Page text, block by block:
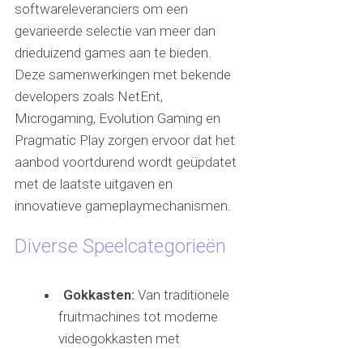
softwareleveranciers om een
gevarieerde selectie van meer dan
drieduizend games aan te bieden.
Deze samenwerkingen met bekende
developers zoals NetEnt,
Microgaming, Evolution Gaming en
Pragmatic Play zorgen ervoor dat het
aanbod voortdurend wordt geüpdatet
met de laatste uitgaven en
innovatieve gameplaymechanismen.
Diverse Speelcategorieën
Gokkasten: Van traditionele
fruitmachines tot moderne
videogokkasten met